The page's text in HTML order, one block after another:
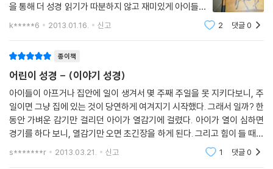
6. 세대간의 대화를 유발하는 흥미로운 삽화
문을 유발한다. 그래서 『어린이 성경』을 읽어 주는 어른과 어린이 사이에
흥미로운 대화가 전개될 수 있다. 인류가 간직하고 있는 가장 웅숭깊은 이
야기를 중심으로 세대 간의 질문과 대화가 오고 가면서 오늘 우리의 삶을
위한 지혜와 희망의 이야기 꽃을 피워내는 것이다.
7. 아직까지 성경을 읽어보지 못한 독자들을 위한 아름다운 성경
인류 최고의 베스트셀러라고는 하지만 아직까지 성경을 끝까지 읽어보지
다. 무엇보다 성경이 가깝게 느껴질 거예요. 그리고 성경을 재미있게 읽을
수 있답니다.
어린이들뿐 아니라 청소년에게도 권하고 싶어요. 초등학생 딸아이와 고등
책을 읽어가면서 그 동안 보지 못했던 성경의 구석구석을 다시 보니, 숨겨
져 있던 보물을 찾은 느낌이 들었어요! 보물찾기에 초대하는 마음으로 이
책을 추천합니다.
조은하 (목원대학교 기독교교육학 교수)
을 통해 더 성경 읽기가 따분하지 않고 재미있게 아이들이
읽어나갈 수 있어 좋은 것 같아요 그렇게 적지도 많고 많
k*****6 2013.01.16. 신고 2 댓글0
종이책
어린이 성경 - (이야기 성경)
아이들이 아프거나 집안에 일이 생겨서 몇 주째 주일을 못 지키다보니, 주
일이면 그냥 집에 있는 것이 당연하게 여겨지기 시작했다. 그래서 일까? 한
동안 가벼운 감기만 걸리던 아이가 열감기에 걸렸다. 아이가 열이 심하면
경기를 하다 보니, 열감기만 오면 초긴장을 하게 된다. 그리고 힘이 들 때면
안 하던 기도를 하며 하나님을 찾게 된다. 그래서 갑자기 힘든 일이 닥치거
s*******r 2013.03.21. 신고 1 댓글0